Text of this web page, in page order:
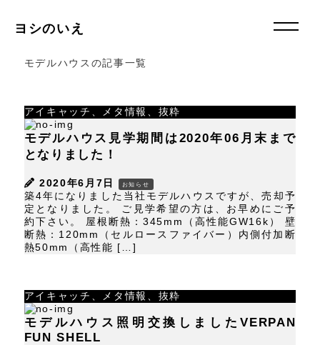
ヨシのいえ
モデルハウスの記事一覧
アイキャッチ、メタ情報、抜粋
モデルハウス見学期間は2020年06月末まで
となりました！
2020年6月7日 お知らせ
築4年になりました当社モデルハウスですが、売却予
定となりました。 ご見学希望の方は、お早めにご予
約下さい。 屋根断熱：345mm（高性能GW16k） 壁
断熱：120mm（セルロースファイバー）内側付加断
熱50mm（高性能 […]
アイキャッチ、メタ情報、抜粋
モデルハウス照明交換しましたVERPAN
FUN SHELL